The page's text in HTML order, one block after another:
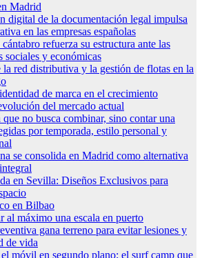
Madrid
digital de la documentación legal impulsa
en las empresas españolas
refuerza su estructura ante las
sociales y económicas
red distributiva y la gestión de flotas en la
de marca en el crecimiento
del mercado actual
no busca combinar, sino contar una
por temporada, estilo personal y
se consolida en Madrid como alternativa
en Sevilla: Diseños Exclusivos para
en Bilbao
al máximo una escala en puerto
gana terreno para evitar lesiones y
de vida
móvil en segundo plano: el surf camp que